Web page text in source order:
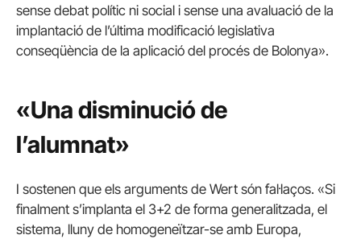
sense debat polític ni social i sense una avaluació de la
implantació de l’última modificació legislativa
conseqüència de la aplicació del procés de Bolonya».
«Una disminució de
l’alumnat»
I sostenen que els arguments de Wert són fal·laços. «Si
finalment s’implanta el 3+2 de forma generalitzada, el
sistema, lluny de homogeneïtzar-se amb Europa,